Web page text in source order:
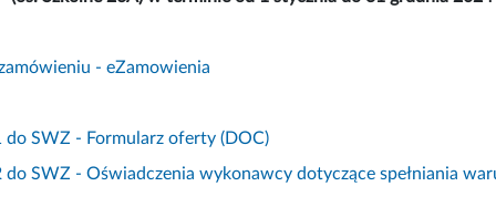
- eZamowienia
do SWZ - Formularz oferty (DOC)
do SWZ - Oświadczenia wykonawcy dotyczące spełniania